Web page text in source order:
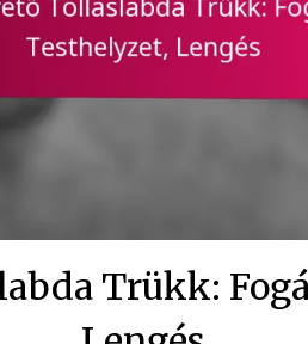
Trükk: